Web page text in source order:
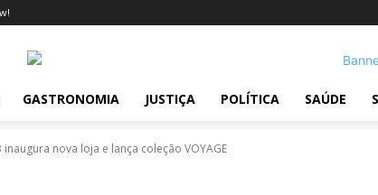
GASTRONOMIA JUSTIÇA POLÍTICA SAÚDE
nova loja e lança coleção VOYAGE